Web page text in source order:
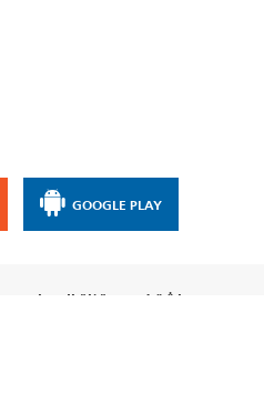
GOOGLE PLAY
إشترك مع قناة الإيمان